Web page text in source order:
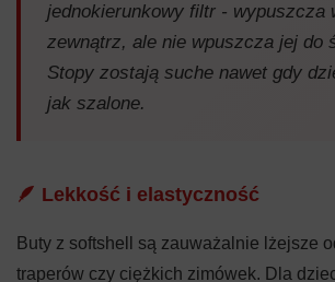
jednokierunkowy filtr - wypuszcza
zewnątrz, ale nie wpuszcza jej do
Stopy zostają suche nawet gdy
jak szalone.
🪶 Lekkość i elastyczność
Buty z softshell są zauważalnie lżejsze
traperów czy ciężkich zimówek. Dla